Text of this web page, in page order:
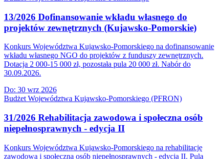
13/2026 Dofinansowanie wkładu własnego do
projektów zewnętrznych (Kujawsko-Pomorskie)
Konkurs Województwa Kujawsko-Pomorskiego na dofinansowanie
wkładu własnego NGO do projektów z funduszy zewnętrznych.
Dotacja 2 000-15 000 zł, pozostała pula 20 000 zł. Nabór do
30.09.2026.
Do: 30 wrz 2026
Budżet Województwa Kujawsko-Pomorskiego (PFRON)
31/2026 Rehabilitacja zawodowa i społeczna osób
niepełnosprawnych - edycja II
Konkurs Województwa Kujawsko-Pomorskiego na rehabilitację
zawodową i społeczną osób niepełnosprawnych - edycja II. Pula